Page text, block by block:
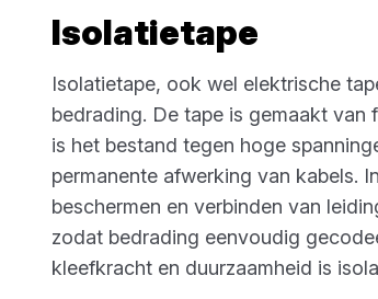
Isolatietape
Isolatietape, ook wel elektrische
bedrading. De tape is gemaakt van
is het bestand tegen hoge
permanente afwerking van kabels.
beschermen en verbinden van
zodat bedrading eenvoudig
kleefkracht en duurzaamheid is